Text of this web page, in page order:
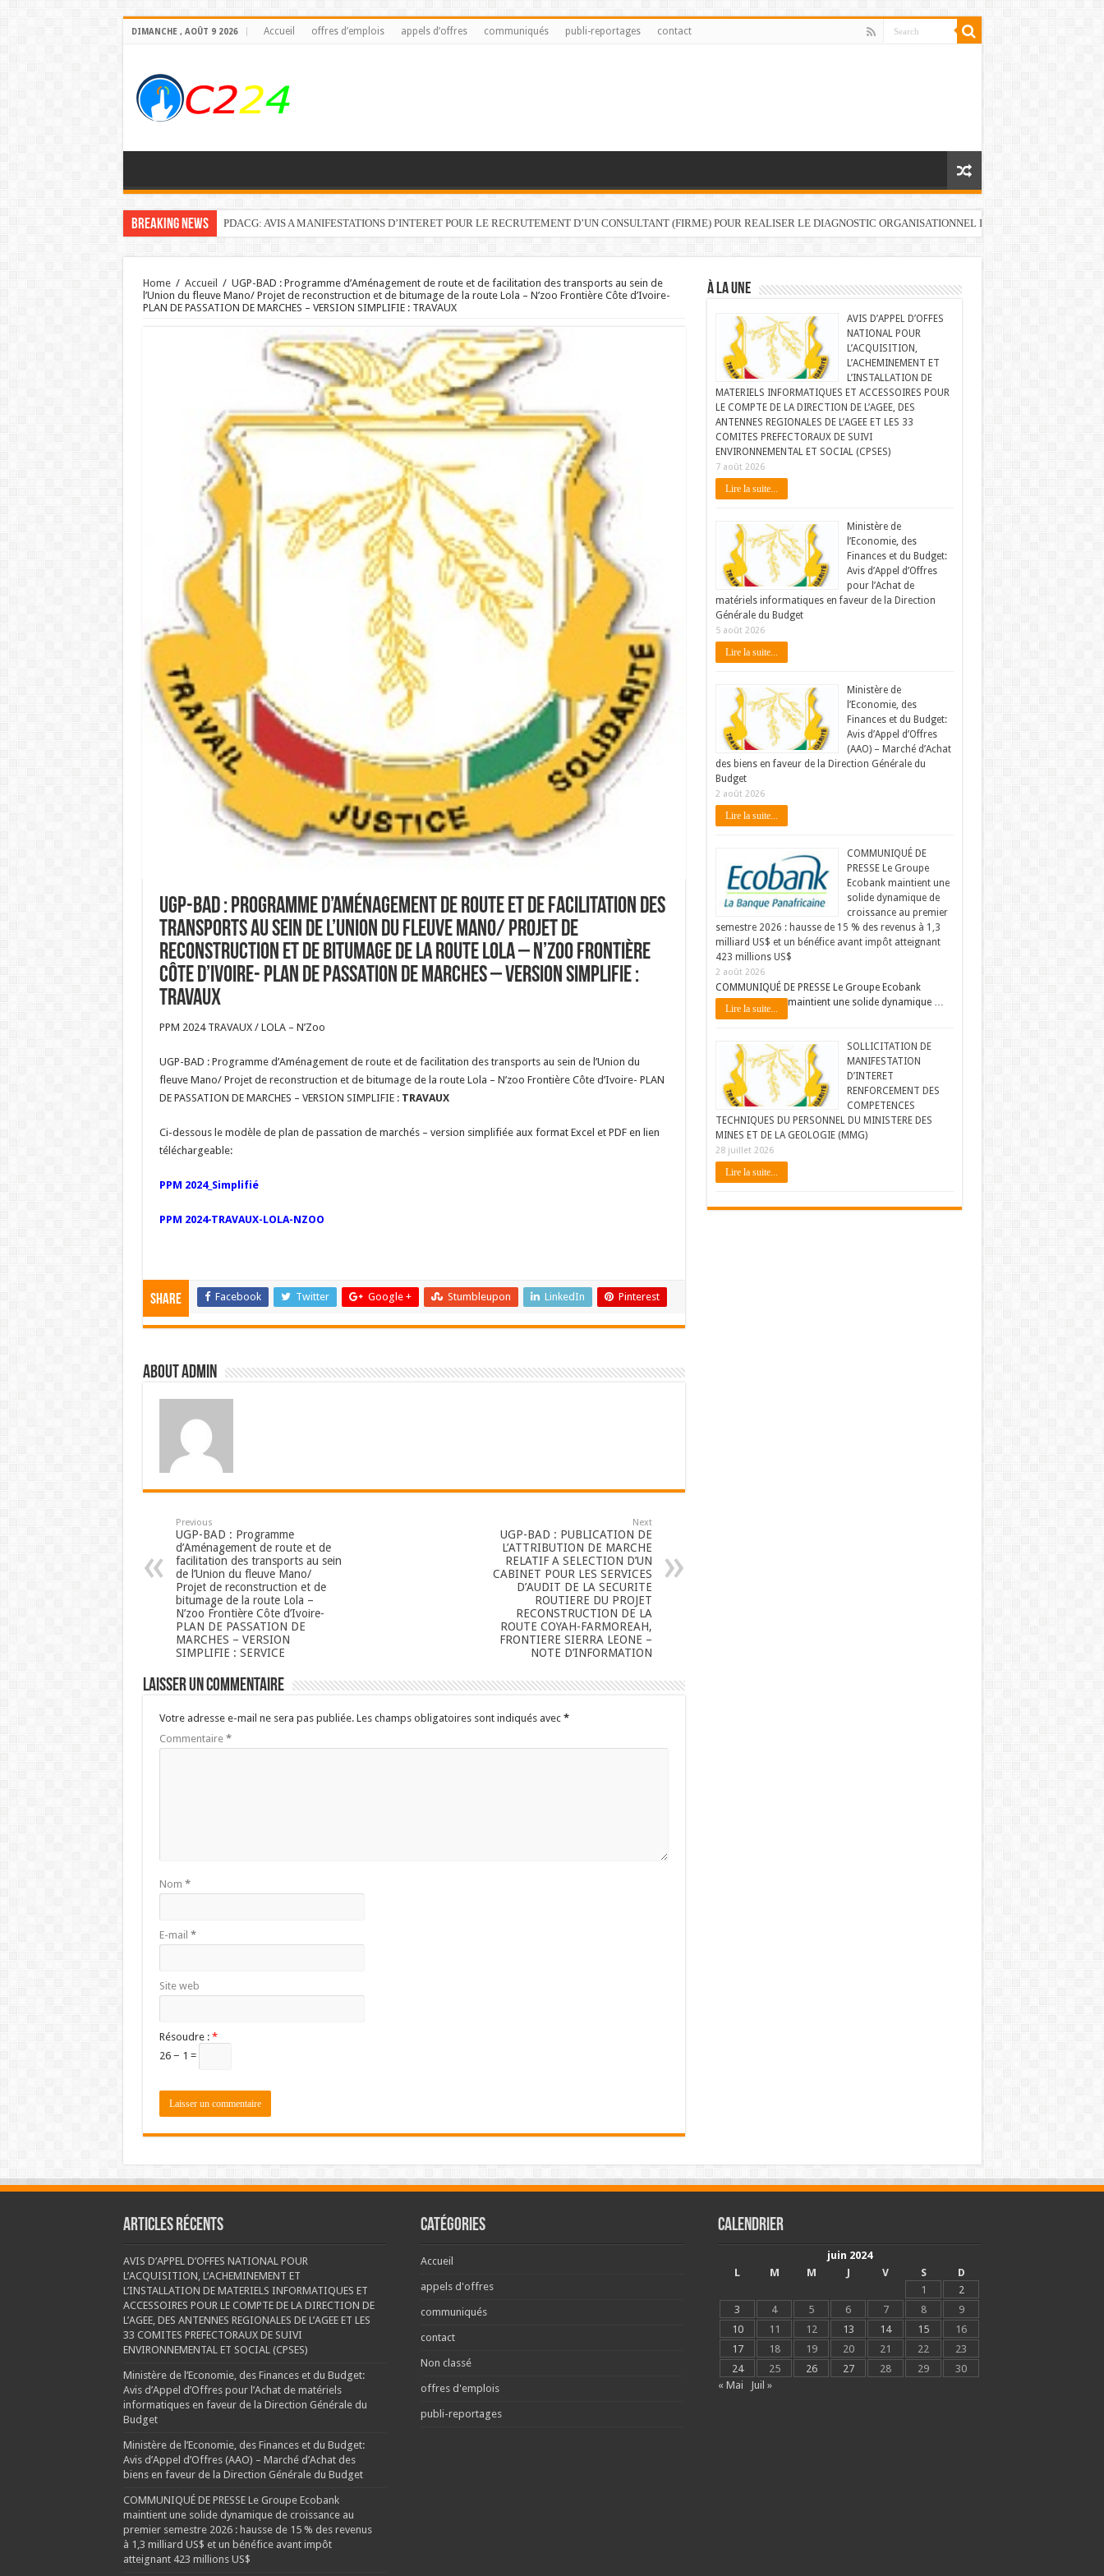
DIMANCHE , AOÛT 9 2026 Accueil offres d’emplois appels d’offres communiqués publi-reportages contact
Breaking News PDACG: AVIS A MANIFESTATIONS D’INTERET POUR LE RECRUTEMENT D’UN CONSULTANT (FIRME) POUR REALISER LE DIAGNOSTIC ORGANISATIONNEL DU FONDS DE
Home / Accueil / UGP-BAD : Programme d’Aménagement de route et de facilitation des transports au sein de
l’Union du fleuve Mano/ Projet de reconstruction et de bitumage de la route Lola – N’zoo Frontière Côte d’Ivoire-
PLAN DE PASSATION DE MARCHES – VERSION SIMPLIFIE : TRAVAUX
UGP-BAD : Programme d’Aménagement de route et de facilitation des
transports au sein de l’Union du fleuve Mano/ Projet de
reconstruction et de bitumage de la route Lola – N’zoo Frontière
Côte d’Ivoire- PLAN DE PASSATION DE MARCHES – VERSION SIMPLIFIE :
TRAVAUX
PPM 2024 TRAVAUX / LOLA – N’Zoo
UGP-BAD : Programme d’Aménagement de route et de facilitation des transports au sein de l’Union du
fleuve Mano/ Projet de reconstruction et de bitumage de la route Lola – N’zoo Frontière Côte d’Ivoire- PLAN
DE PASSATION DE MARCHES – VERSION SIMPLIFIE : TRAVAUX
Ci-dessous le modèle de plan de passation de marchés – version simplifiée aux format Excel et PDF en lien
téléchargeable:
PPM 2024_Simplifié
PPM 2024-TRAVAUX-LOLA-NZOO
Share Facebook Twitter Google + Stumbleupon LinkedIn Pinterest
About admin
Previous
UGP-BAD : Programme
d’Aménagement de route et de
facilitation des transports au sein
de l’Union du fleuve Mano/
Projet de reconstruction et de
bitumage de la route Lola –
N’zoo Frontière Côte d’Ivoire-
PLAN DE PASSATION DE
MARCHES – VERSION
SIMPLIFIE : SERVICE
Next
UGP-BAD : PUBLICATION DE
L’ATTRIBUTION DE MARCHE
RELATIF A SELECTION D’UN
CABINET POUR LES SERVICES
D’AUDIT DE LA SECURITE
ROUTIERE DU PROJET
RECONSTRUCTION DE LA
ROUTE COYAH-FARMOREAH,
FRONTIERE SIERRA LEONE –
NOTE D’INFORMATION
Laisser un commentaire
Votre adresse e-mail ne sera pas publiée. Les champs obligatoires sont indiqués avec *
Commentaire *
Nom *
E-mail *
Site web
Résoudre : *
26 − 1 =
À LA UNE
AVIS D’APPEL D’OFFES
NATIONAL POUR
L’ACQUISITION,
L’ACHEMINEMENT ET
L’INSTALLATION DE
MATERIELS INFORMATIQUES ET ACCESSOIRES POUR
LE COMPTE DE LA DIRECTION DE L’AGEE, DES
ANTENNES REGIONALES DE L’AGEE ET LES 33
COMITES PREFECTORAUX DE SUIVI
ENVIRONNEMENTAL ET SOCIAL (CPSES)
7 août 2026
Lire la suite...
Ministère de
l’Economie, des
Finances et du Budget:
Avis d’Appel d’Offres
pour l’Achat de
matériels informatiques en faveur de la Direction
Générale du Budget
5 août 2026
Lire la suite...
Ministère de
l’Economie, des
Finances et du Budget:
Avis d’Appel d’Offres
(AAO) – Marché d’Achat
des biens en faveur de la Direction Générale du
Budget
2 août 2026
Lire la suite...
COMMUNIQUÉ DE
PRESSE Le Groupe
Ecobank maintient une
solide dynamique de
croissance au premier
semestre 2026 : hausse de 15 % des revenus à 1,3
milliard US$ et un bénéfice avant impôt atteignant
423 millions US$
2 août 2026
COMMUNIQUÉ DE PRESSE Le Groupe Ecobank
maintient une solide dynamique …
Lire la suite...
SOLLICITATION DE
MANIFESTATION
D’INTERET
RENFORCEMENT DES
COMPETENCES
TECHNIQUES DU PERSONNEL DU MINISTERE DES
MINES ET DE LA GEOLOGIE (MMG)
28 juillet 2026
Lire la suite...
Articles récents
AVIS D’APPEL D’OFFES NATIONAL POUR
L’ACQUISITION, L’ACHEMINEMENT ET
L’INSTALLATION DE MATERIELS INFORMATIQUES ET
ACCESSOIRES POUR LE COMPTE DE LA DIRECTION DE
L’AGEE, DES ANTENNES REGIONALES DE L’AGEE ET LES
33 COMITES PREFECTORAUX DE SUIVI
ENVIRONNEMENTAL ET SOCIAL (CPSES)
Ministère de l’Economie, des Finances et du Budget:
Avis d’Appel d’Offres pour l’Achat de matériels
informatiques en faveur de la Direction Générale du
Budget
Ministère de l’Economie, des Finances et du Budget:
Avis d’Appel d’Offres (AAO) – Marché d’Achat des
biens en faveur de la Direction Générale du Budget
COMMUNIQUÉ DE PRESSE Le Groupe Ecobank
maintient une solide dynamique de croissance au
premier semestre 2026 : hausse de 15 % des revenus
à 1,3 milliard US$ et un bénéfice avant impôt
atteignant 423 millions US$
Catégories
Accueil
appels d'offres
communiqués
contact
Non classé
offres d'emplois
publi-reportages
Calendrier
juin 2024
L
M M J V S
D
1
2
3
4 5 6 7 8
9
10
11 12 13 14 15
16
17
18 19 20 21 22
23
24
25 26 27 28 29
30
« Mai
Juil »